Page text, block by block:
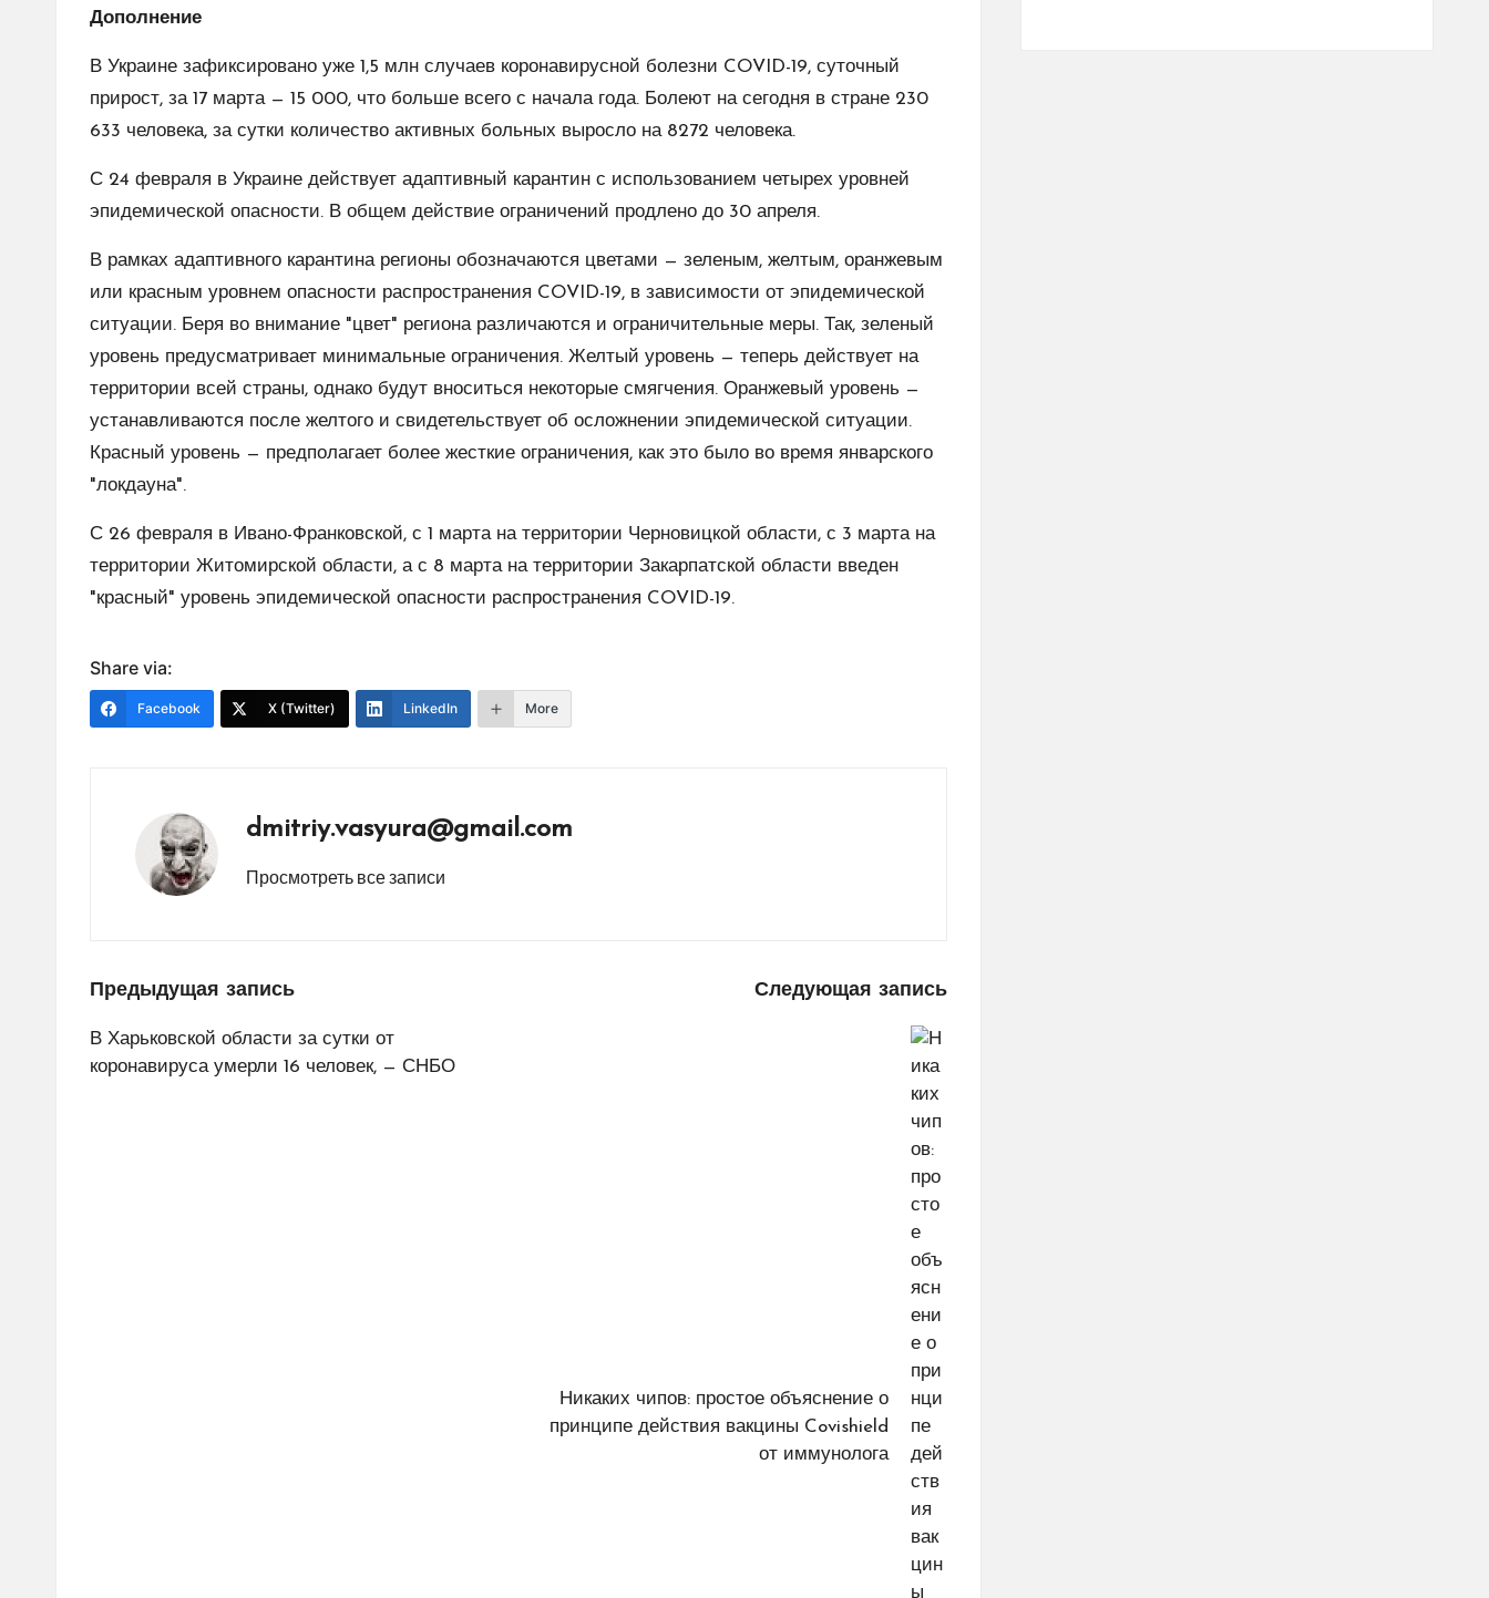
Дополнение
В Украине зафиксировано уже 1,5 млн случаев коронавирусной болезни COVID-19, суточный
прирост, за 17 марта — 15 000, что больше всего с начала года. Болеют на сегодня в стране 230
633 человека, за сутки количество активных больных выросло на 8272 человека.
С 24 февраля в Украине действует адаптивный карантин с использованием четырех уровней
эпидемической опасности. В общем действие ограничений продлено до 30 апреля.
В рамках адаптивного карантина регионы обозначаются цветами — зеленым, желтым, оранжевым
или красным уровнем опасности распространения COVID-19, в зависимости от эпидемической
ситуации. Беря во внимание "цвет" региона различаются и ограничительные меры. Так, зеленый
уровень предусматривает минимальные ограничения. Желтый уровень — теперь действует на
территории всей страны, однако будут вноситься некоторые смягчения. Оранжевый уровень —
устанавливаются после желтого и свидетельствует об осложнении эпидемической ситуации.
Красный уровень — предполагает более жесткие ограничения, как это было во время январского
"локдауна".
С 26 февраля в Ивано-Франковской, с 1 марта на территории Черновицкой области, с 3 марта на
территории Житомирской области, а с 8 марта на территории Закарпатской области введен
"красный" уровень эпидемической опасности распространения COVID-19.
Share via:
Facebook X (Twitter) LinkedIn More
dmitriy.vasyura@gmail.com
Просмотреть все записи
Навигация
по
Предыдущая запись
В Харьковской области за сутки от
коронавируса умерли 16 человек, — СНБО
Следующая запись
Никаких чипов: простое объяснение о
принципе действия вакцины Covishield
от иммунолога